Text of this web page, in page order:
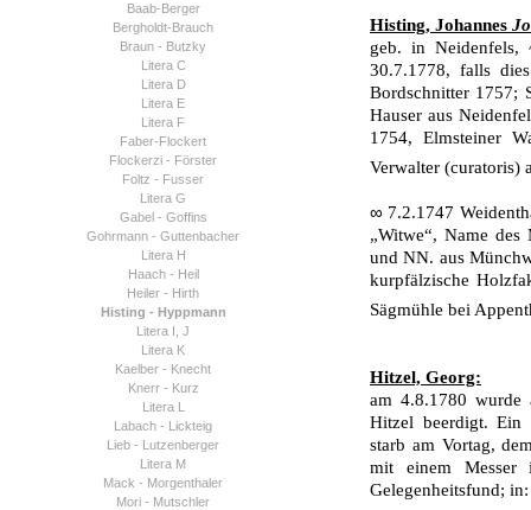
Histing, Johannes
geb. in
30.7.1778, falls
Bordschnitter 1757;
Hauser aus
1754, Elmsteiner
Verwalter (curatoris)
∞ 7.2.1747
„Witwe“, Name
und NN. aus
kurpfälzische
Sägmühle bei
Hitzel, Georg:
am 4.8.1780
Hitzel beerdigt. Ein
starb am Vortag,
mit einem Messer
Gelegenheitsfund;
Baab-Berger
Bergholdt-Brauch
Braun - Butzky
Litera C
Litera D
Litera E
Litera F
Faber-Flockert
Flockerzi - Förster
Foltz - Fusser
Litera G
Gabel - Goffins
Gohrmann - Guttenbacher
Litera H
Haach - Heil
Heiler - Hirth
Histing - Hyppmann
Litera I, J
Litera K
Kaelber - Knecht
Knerr - Kurz
Litera L
Labach - Lickteig
Lieb - Lutzenberger
Litera M
Mack - Morgenthaler
Mori - Mutschler